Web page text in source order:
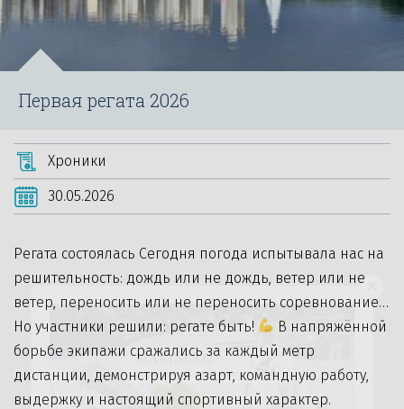
Первая регата 2026
Хроники
30.05.2026
Регата состоялась Сегодня погода испытывала нас на
решительность: дождь или не дождь, ветер или не
ветер, переносить или не переносить соревнование…
Но участники решили: регате быть!
В напряжённой
борьбе экипажи сражались за каждый метр
дистанции, демонстрируя азарт, командную работу,
выдержку и настоящий спортивный характер.